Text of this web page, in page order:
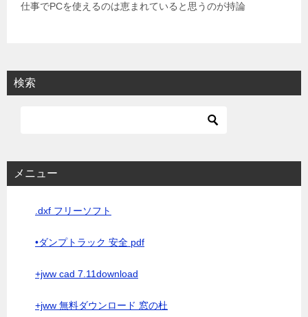
仕事でPCを使えるのは恵まれていると思うのが持論
検索
メニュー
.dxf フリーソフト
•ダンプトラック 安全 pdf
+jww cad 7.11download
+jww 無料ダウンロード 窓の杜